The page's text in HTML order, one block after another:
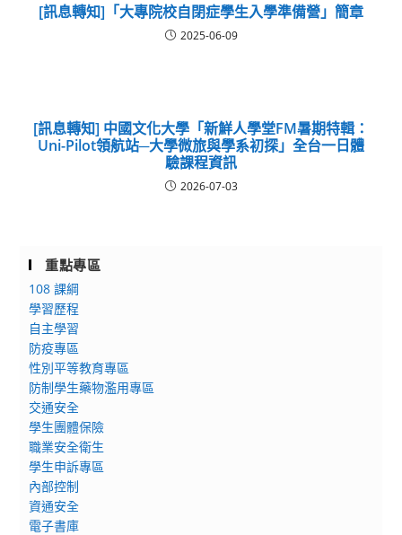
[訊息轉知]「大專院校自閉症學生入學準備營」簡章
2025-06-09
[訊息轉知] 中國文化大學「新鮮人學堂FM暑期特輯：
Uni-Pilot領航站─大學微旅與學系初探」全台一日體
驗課程資訊
2026-07-03
重點專區
108 課綱
學習歷程
自主學習
防疫專區
性別平等教育專區
防制學生藥物濫用專區
交通安全
學生團體保險
職業安全衛生
學生申訴專區
內部控制
資通安全
電子書庫